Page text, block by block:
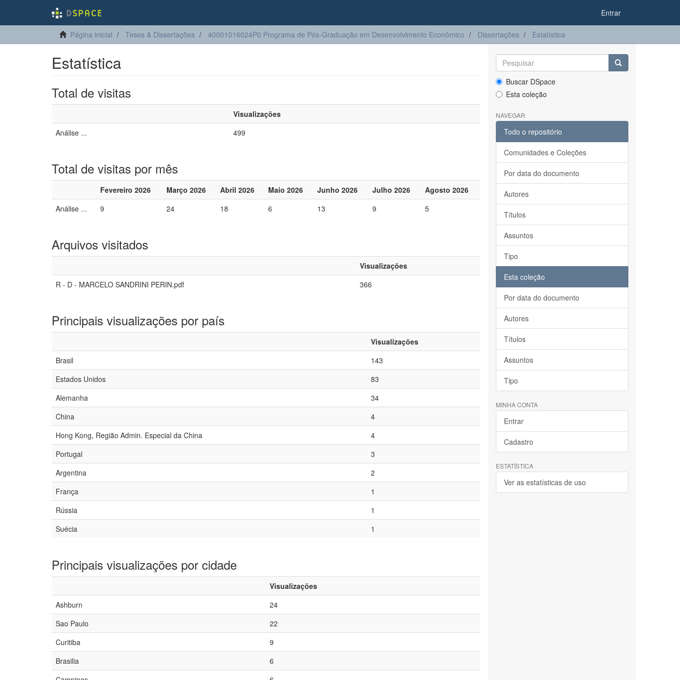
Entrar
Página inicial Teses & Dissertações 40001016024P0 Programa de Pós-Graduação em Desenvolvimento Econômico Dissertações Estatística
Estatística
Total de visitas
Visualizações
Análise ...
499
Total de visitas por mês
Fevereiro 2026 Março 2026 Abril 2026 Maio 2026 Junho 2026 Julho 2026
Agosto 2026
Análise ...
9 24 18 6 13 9 5
Arquivos visitados
Visualizações
R - D - MARCELO SANDRINI PERIN.pdf
366
Principais visualizações por país
Visualizações
Brasil
143
Estados Unidos
83
Alemanha
34
China
4
Hong Kong, Região Admin. Especial da China
4
Portugal
3
Argentina
2
França
1
Rússia
1
Suécia
1
Principais visualizações por cidade
Visualizações
Ashburn
24
Sao Paulo
22
Curitiba
9
Brasilia
6
Buscar DSpace
Esta coleção
NAVEGAR
Todo o repositório
Comunidades e Coleções
Por data do documento
Autores
Títulos
Assuntos
Tipo
Esta coleção
Por data do documento
Autores
Títulos
Assuntos
Tipo
MINHA CONTA
Entrar
Cadastro
ESTATÍSTICA
Ver as estatísticas de uso